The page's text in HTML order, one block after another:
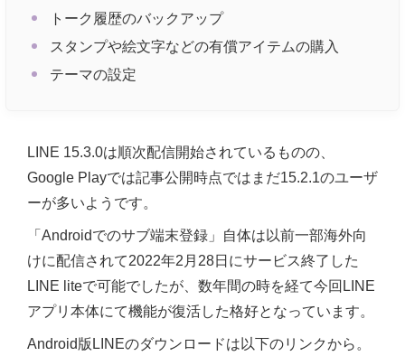
トーク履歴のバックアップ
スタンプや絵文字などの有償アイテムの購入
テーマの設定
LINE 15.3.0は順次配信開始されているものの、
Google Playでは記事公開時点ではまだ15.2.1のユーザ
ーが多いようです。
「Androidでのサブ端末登録」自体は以前一部海外向
けに配信されて2022年2月28日にサービス終了した
LINE liteで可能でしたが、数年間の時を経て今回LINE
アプリ本体にて機能が復活した格好となっています。
Android版LINEのダウンロードは以下のリンクから。